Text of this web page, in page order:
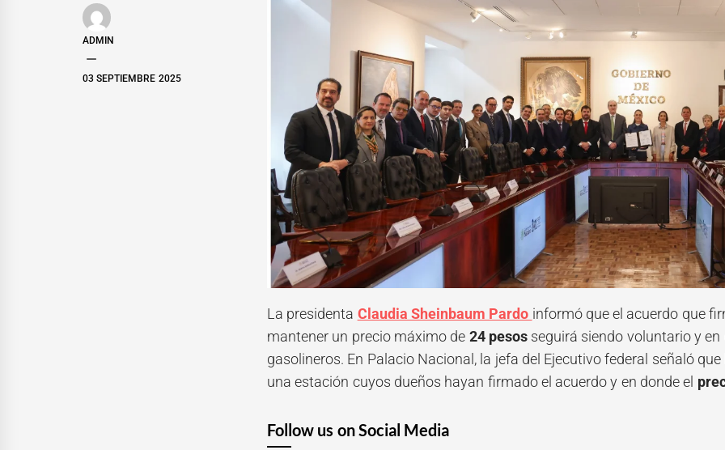
ADMIN
03 SEPTIEMBRE 2025
La presidenta Claudia Sheinbaum Pardo informó que el acuerdo que
mantener un precio máximo de 24 pesos seguirá siendo voluntario y
gasolineros. En Palacio Nacional, la jefa del Ejecutivo federal señaló
una estación cuyos dueños hayan firmado el acuerdo y en donde el
Follow us on Social Media